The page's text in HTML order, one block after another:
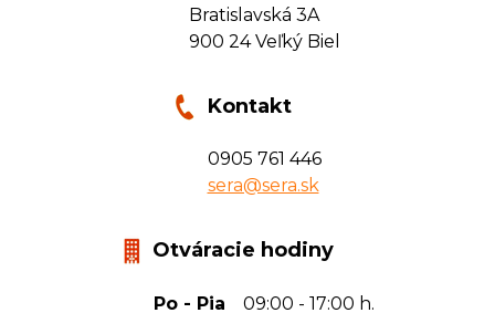
Bratislavská 3A
900 24 Veľký Biel
Kontakt
0905 761 446
sera@sera.sk
Otváracie hodiny
Po - Pia
09:00 - 17:00 h.